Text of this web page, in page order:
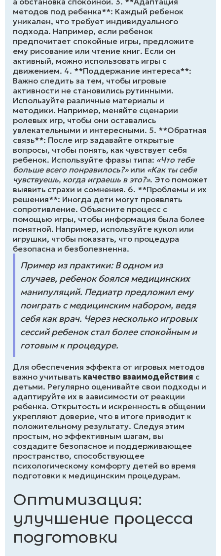
методов под ребенка**: Каждый ребенок
уникален, что требует индивидуального
подхода. Например, если ребенок
предпочитает спокойные игры, предложите
ему рисование или чтение книг. Если он
активный, можно использовать игры с
движением. 4. **Поддержание интереса**:
Важно следить за тем, чтобы игровые
активности не становились рутинными.
Используйте различные материалы и
методики. Например, меняйте сценарии
ролевых игр, чтобы они оставались
увлекательными и интересными. 5. **Обратная
связь**: После игр задавайте открытые
вопросы, чтобы понять, как чувствует себя
ребенок. Используйте фразы типа: «Что тебе
больше всего понравилось?»или «Как ты себя
чувствуешь, когда играешь в это?». Это поможет
выявить страхи и сомнения. 6. **Проблемы и их
решения**: Иногда дети могут проявлять
сопротивление. Объясните процесс с
помощью игры, чтобы информация была более
понятной. Например, используйте кукол или
игрушки, чтобы показать, что процедура
безопасна и безболезненна.
Пример из практики: В одном из
случаев, ребенок боялся медицинских
манипуляций. Педиатр предложил ему
поиграть с медицинским набором, ведя
себя как врач. Через несколько игровых
сессий ребенок стал более спокойным и
готовым к процедуре.
Для обеспечения эффекта от игровых методов
важно учитывать качество взаимодействия с
детьми. Регулярно оценивайте свои подходы и
адаптируйте их в зависимости от реакции
ребенка. Открытость и искренность в общении
укрепляют доверие, что в итоге приводит к
положительному результату. Следуя этим
простым, но эффективным шагам, вы
создадите безопасное и поддерживающее
пространство, способствующее
психологическому комфорту детей во время
подготовки к медицинским процедурам.
Оптимизация:
улучшение процесса
подготовки